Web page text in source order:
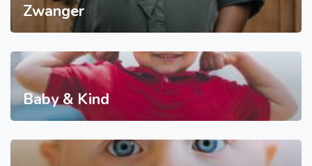
Zwanger
Baby & Kind